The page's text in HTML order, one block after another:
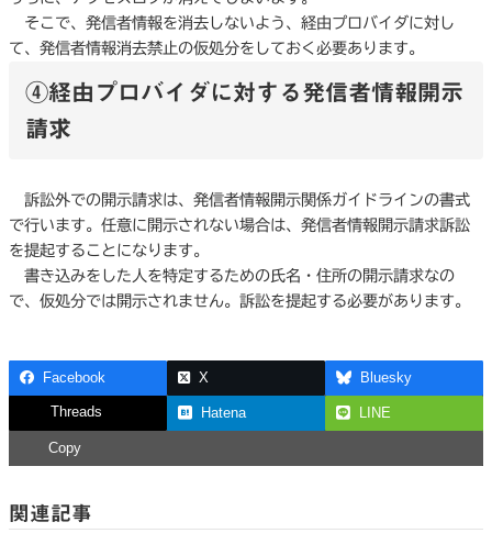
そこで、発信者情報を消去しないよう、経由プロバイダに対し
て、発信者情報消去禁止の仮処分をしておく必要あります。
④経由プロバイダに対する発信者情報開示
請求
訴訟外での開示請求は、発信者情報開示関係ガイドラインの書式
で行います。任意に開示されない場合は、発信者情報開示請求訴訟
を提起することになります。
書き込みをした人を特定するための氏名・住所の開示請求なの
で、仮処分では開示されません。訴訟を提起する必要があります。
Facebook X Bluesky
Threads Hatena LINE
Copy
関連記事